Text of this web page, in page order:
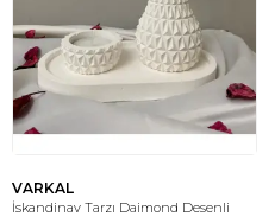
VARKAL
İskandinav Tarzı Daimond Desenli